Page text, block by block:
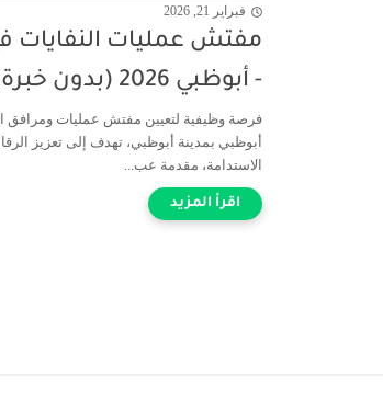
فبراير 21, 2026
مفتش عمليات النفايات
- أبوظبي 2026 (بدون خبرة)
فرصة وظيفية لتعيين مفتش عمليات ومرافق
أبوظبي بمدينة أبوظبي، تهدف إلى تعزيز
الاستدامة، مقدمة عب...